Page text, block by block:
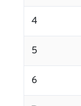
4
5
6